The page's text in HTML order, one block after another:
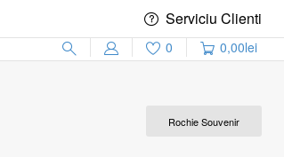
Serviciu Clienti
0 0,00lei
Rochie Souvenir